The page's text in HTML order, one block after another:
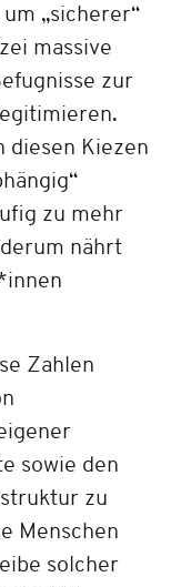
„sicherer“
massive
zur
diesen Kiezen
zu mehr
nährt
Zahlen
sowie den
zu
Menschen
solcher